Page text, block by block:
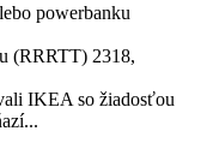
powerbanku
(RRRTT) 2318,
IKEA so žiadosťou